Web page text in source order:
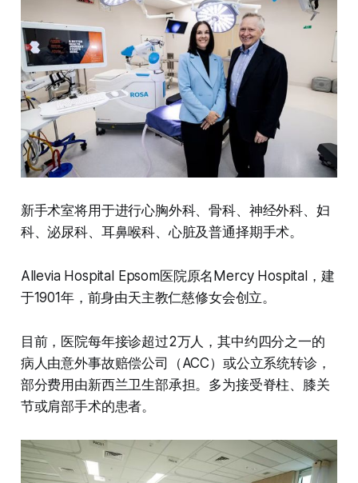
新手术室将用于进行心胸外科、骨科、神经外科、妇
科、泌尿科、耳鼻喉科、心脏及普通择期手术。
Allevia Hospital Epsom医院原名Mercy Hospital，建
于1901年，前身由天主教仁慈修女会创立。
目前，医院每年接诊超过2万人，其中约四分之一的
病人由意外事故赔偿公司（ACC）或公立系统转诊，
部分费用由新西兰卫生部承担。多为接受脊柱、膝关
节或肩部手术的患者。